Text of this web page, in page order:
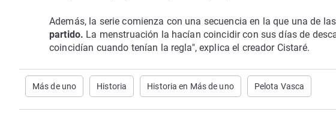
Además, la serie comienza con una secuencia en la que una de
partido. La menstruación la hacían coincidir con sus días de
coincidían cuando tenían la regla", explica el creador Cistaré.
Más de uno Historia Historia en Más de uno Pelota Vasca